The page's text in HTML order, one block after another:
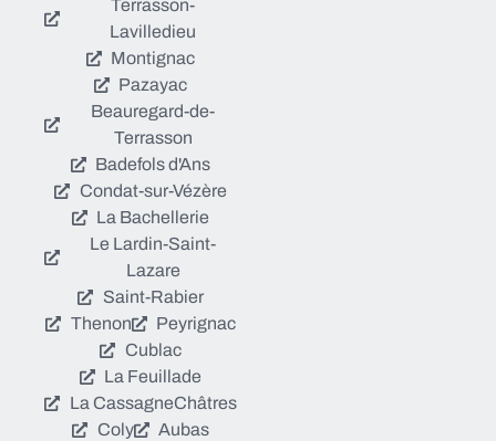
Terrasson-
Lavilledieu
Montignac
Pazayac
Beauregard-de-
Terrasson
Badefols d'Ans
Condat-sur-Vézère
La Bachellerie
Le Lardin-Saint-
Lazare
Saint-Rabier
Thenon
Peyrignac
Cublac
La Feuillade
La CassagneChâtres
Coly
Aubas